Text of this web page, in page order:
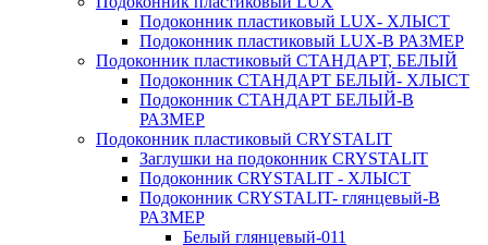
Подоконник пластиковый LUX- ХЛЫСТ
Подоконник пластиковый LUX-В РАЗМЕР
Подоконник пластиковый СТАНДАРТ, БЕЛЫЙ
Подоконник СТАНДАРТ БЕЛЫЙ- ХЛЫСТ
Подоконник СТАНДАРТ БЕЛЫЙ-В
РАЗМЕР
Подоконник пластиковый CRYSTALIT
Заглушки на подоконник CRYSTALIT
Подоконник CRYSTALIT - ХЛЫСТ
Подоконник CRYSTALIT- глянцевый-В
РАЗМЕР
Белый глянцевый-011